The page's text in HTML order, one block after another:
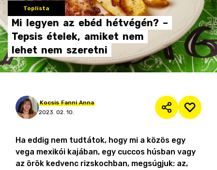
Toplista
Mi legyen az ebéd hétvégén? –
Tepsis ételek, amiket nem
lehet nem szeretni
Kocsis Fanni Anna
2023. 02. 10.
Ha eddig nem tudtátok, hogy mi a közös egy
vega mexikói kajában, egy cuccos húsban vagy
az örök kedvenc rizskochban, megsúgjuk: az,